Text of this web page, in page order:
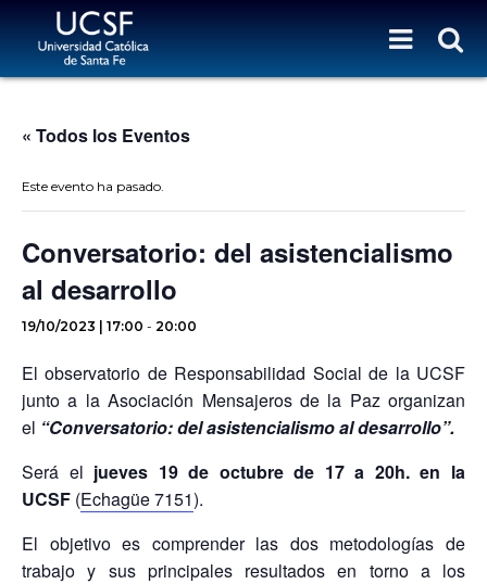
« Todos los Eventos
Este evento ha pasado.
Conversatorio: del asistencialismo
al desarrollo
19/10/2023 | 17:00 - 20:00
El observatorio de Responsabilidad Social de la UCSF
junto a la Asociación Mensajeros de la Paz organizan
el “Conversatorio: del asistencialismo al desarrollo”.
Será el jueves 19 de octubre de 17 a 20h. en la
UCSF (Echagüe 7151).
El objetivo es comprender las dos metodologías de
trabajo y sus principales resultados en torno a los